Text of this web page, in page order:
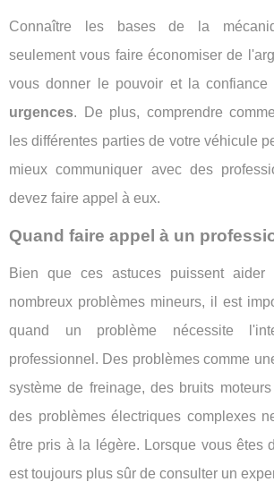
Connaître les bases de la
seulement vous faire économiser de
vous donner le pouvoir et la
urgences. De plus, comprendre
les différentes parties de votre véhicule
mieux communiquer avec des
devez faire appel à eux.
Quand faire appel à un
Bien que ces astuces puissent aider
nombreux problèmes mineurs, il est
quand un problème nécessite
professionnel. Des problèmes comme
système de freinage, des bruits
des problèmes électriques complexes
être pris à la légère. Lorsque vous êtes
est toujours plus sûr de consulter un